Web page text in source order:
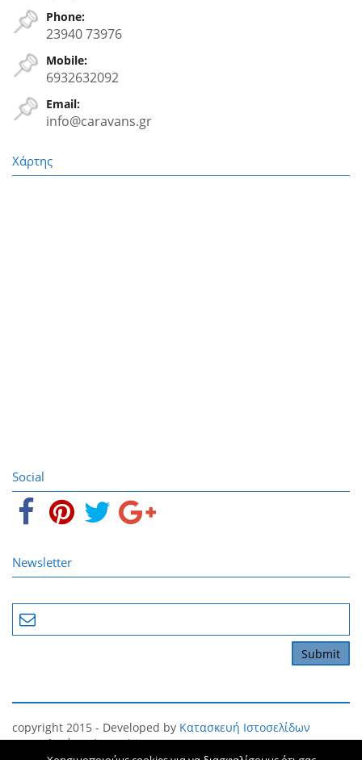
Phone:
23940 73976
Mobile:
6932632092
Email:
info@caravans.gr
Χάρτης
Social
Newsletter
copyright 2015 - Developed by Κατασκευή Ιστοσελίδων
Θεσσαλονίκη The Webians